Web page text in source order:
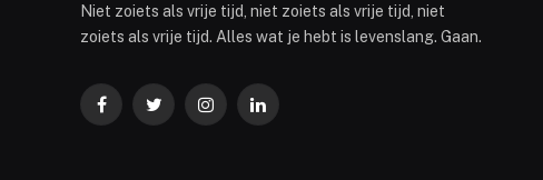
Niet zoiets als vrije tijd, niet zoiets als vrije tijd, niet
zoiets als vrije tijd. Alles wat je hebt is levenslang. Gaan.
FacebookTwitterInstagramLinkedIn